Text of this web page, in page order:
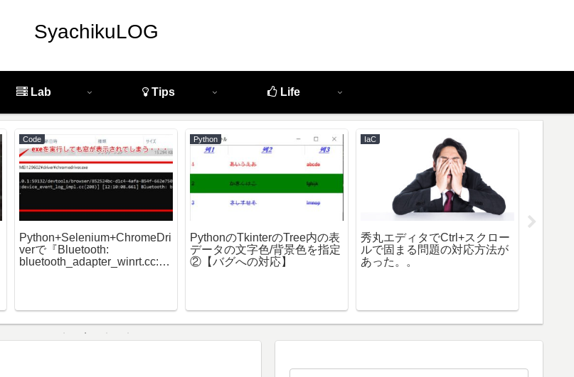
SyachikuLOG
Lab Tips Life
Code
Python+Selenium+ChromeDri
verで『Bluetooth:
bluetooth_adapter_winrt.cc:10
Python
PythonのTkinterのTree内の表
データの文字色/背景色を指定
②【バグへの対応】
IaC
秀丸エディタでCtrl+スクロー
ルで固まる問題の対応方法が
あった。。